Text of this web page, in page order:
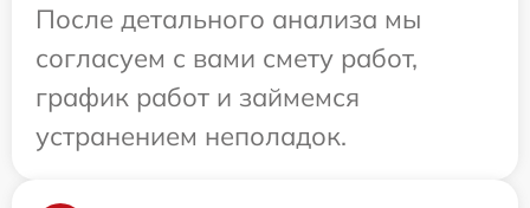
После детального анализа мы
согласуем с вами смету работ,
график работ и займемся
устранением неполадок.